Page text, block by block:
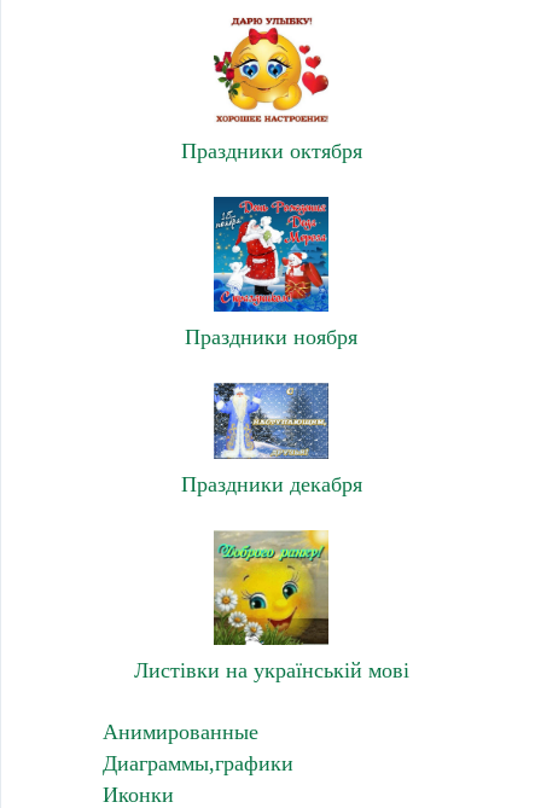
Праздники октября
Праздники ноября
Праздники декабря
Листівки на українській мові
Анимированные
Диаграммы,графики
Иконки